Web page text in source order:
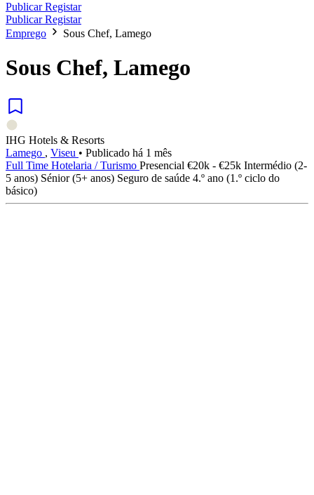
PublicarRegistar
PublicarRegistar
Emprego
Sous Chef, Lamego
Sous Chef, Lamego
IHG Hotels & Resorts
Lamego , Viseu • Publicado há 1 mês
Full Time Hotelaria / Turismo Presencial €20k - €25k Intermédio (2-
5 anos) Sénior (5+ anos) Seguro de saúde 4.º ano (1.º ciclo do
básico)